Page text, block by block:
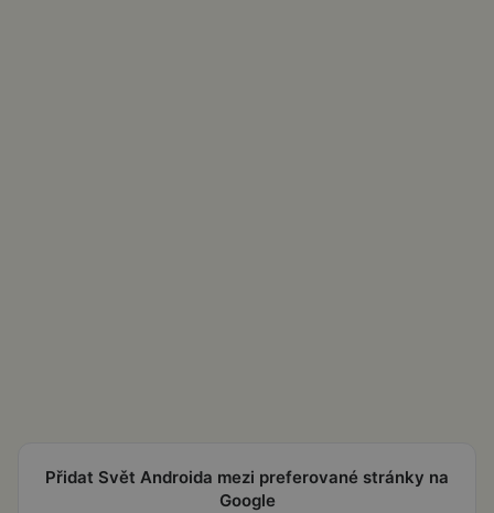
Přidat Svět Androida mezi preferované stránky na
Google